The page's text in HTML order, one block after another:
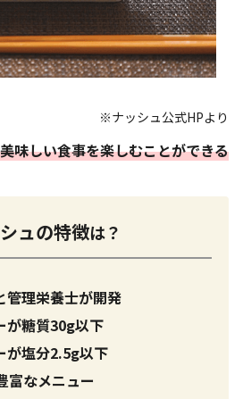
※ナッシュ公式HPより
味しい食事を楽しむことができる
ュの特徴は？
管理栄養士が開発
が糖質30g以下
が塩分2.5g以下
富なメニュー